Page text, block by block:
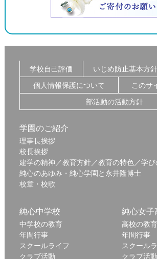
学校自己評価 いじめ防止基本方針
個人情報保護について
このサ
部活動の活動方針
学園のご紹介
理事長挨拶
校長挨拶
建学の精神／教育方針／教育の特色／学び
純心のあゆみ・純心学園と永井隆博士
校章・校歌
純心中学校
中学校の教育
年間行事
スクールライフ
クラブ活動
純心女子
高校の教育
年間行事
スクール
クラブ活動